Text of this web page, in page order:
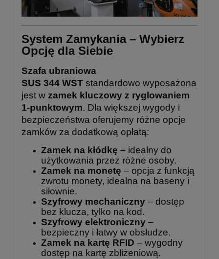
System Zamykania – Wybierz
Opcję dla Siebie
Szafa ubraniowa
SUS 344 WST standardowo wyposażona
jest w zamek kluczowy z ryglowaniem
1-punktowym. Dla większej wygody i
bezpieczeństwa oferujemy różne opcje
zamków za dodatkową opłatą:
Zamek na kłódkę – idealny do
użytkowania przez różne osoby.
Zamek na monetę – opcja z funkcją
zwrotu monety, idealna na baseny i
siłownie.
Szyfrowy mechaniczny – dostęp
bez klucza, tylko na kod.
Szyfrowy elektroniczny –
bezpieczny i łatwy w obsłudze.
Zamek na kartę RFID – wygodny
dostęp na kartę zbliżeniową.